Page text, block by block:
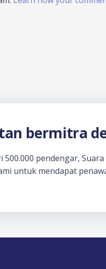
bermitra
500.000 pendengar,
untuk mendapat